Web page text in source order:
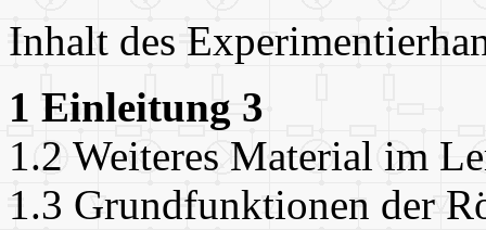
Inhalt des
1 Einleitung 3
1.2 Weiteres Material im
1.3 Grundfunktionen der